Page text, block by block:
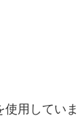
用していま